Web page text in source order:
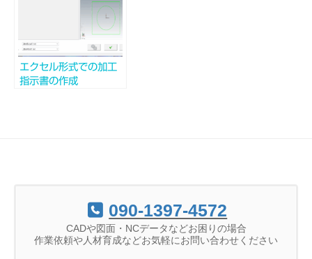
エクセル形式での加工
指示書の作成
090-1397-4572
CADや図面・NCデータなどお困りの場合
作業依頼や人材育成などお気軽にお問い合わせください